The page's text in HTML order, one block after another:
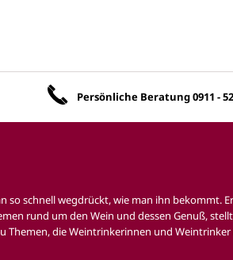
Unsere
Persönliche Beratung0911 -
so schnell wegdrückt, wie man ihn bekommt.
rund um den Wein und dessen Genuß,
Themen, die Weintrinkerinnen und